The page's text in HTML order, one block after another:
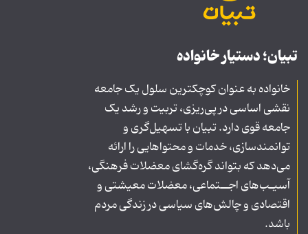
تبیان؛ دستیار خانواده
خانواده به عنوان کوچکترین سلول یک جامعه
نقشی اساسی در پی‌ریزی، تربیت و رشد یک
جامعه قوی دارد. تبیان با تسهیل‌گری و
توانمندسازی، خدمات و محتواهایی را ارائه
می‌دهد که بتواند گره‌گشای معضلات فرهنگی،
آسیـب‌های اجــتماعی، معضلات معیشتی و
اقتصادی و چالش‌های سیاسی در زندگی مردم
باشد.